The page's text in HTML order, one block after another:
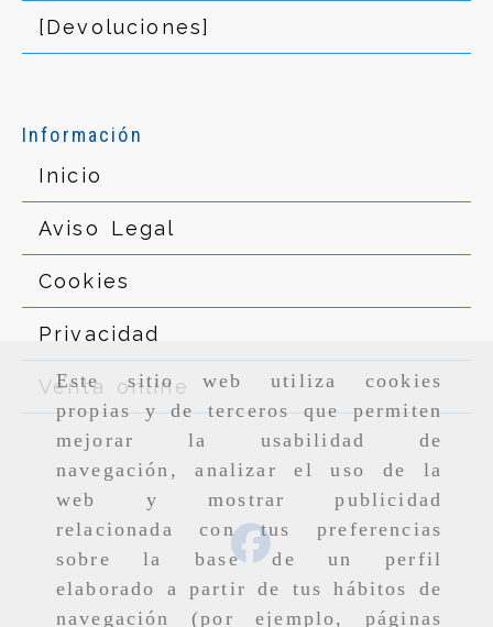
Este sitio web utiliza cookies
propias y de terceros que permiten
mejorar la usabilidad de
navegación, analizar el uso de la
web y mostrar publicidad
relacionada con tus preferencias
sobre la base de un perfil
elaborado a partir de tus hábitos de
navegación (por ejemplo, páginas
[Devoluciones]
Información
Inicio
Aviso Legal
Cookies
Privacidad
Venta online